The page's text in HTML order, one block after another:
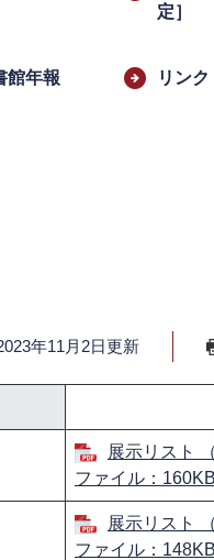
定］
館年報 リンク
年11月2日更新
展示リスト
ファイル：160KB
展示リスト
ファイル：148KB